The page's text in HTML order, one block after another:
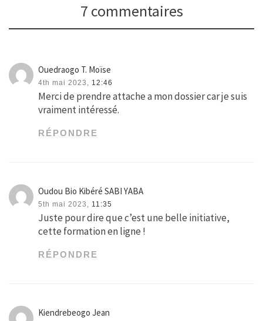
7 commentaires
Ouedraogo T. Moïse
4th mai 2023, 12:46
Merci de prendre attache a mon dossier car je suis
vraiment intéressé.
RÉPONDRE
Oudou Bio Kibéré SABI YABA
5th mai 2023, 11:35
Juste pour dire que c’est une belle initiative,
cette formation en ligne !
RÉPONDRE
Kiendrebeogo Jean